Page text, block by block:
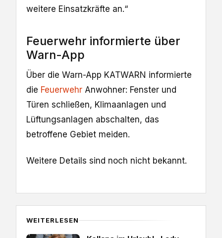
weitere Einsatzkräfte an.“
Feuerwehr informierte über
Warn-App
Über die Warn-App KATWARN informierte
die Feuerwehr Anwohner: Fenster und
Türen schließen, Klimaanlagen und
Lüftungsanlagen abschalten, das
betroffene Gebiet meiden.
Weitere Details sind noch nicht bekannt.
WEITERLESEN